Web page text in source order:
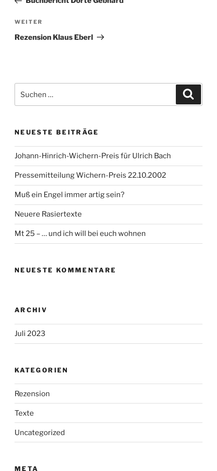
Nächster
Beitrag
WEITER
Rezension Klaus Eberl
nach:
NEUESTE BEITRÄGE
Johann-Hinrich-Wichern-Preis für Ulrich Bach
Pressemitteilung Wichern-Preis 22.10.2002
Muß ein Engel immer artig sein?
Neuere Rasiertexte
Mt 25 – … und ich will bei euch wohnen
NEUESTE KOMMENTARE
ARCHIV
Juli 2023
KATEGORIEN
Rezension
Texte
Uncategorized
META